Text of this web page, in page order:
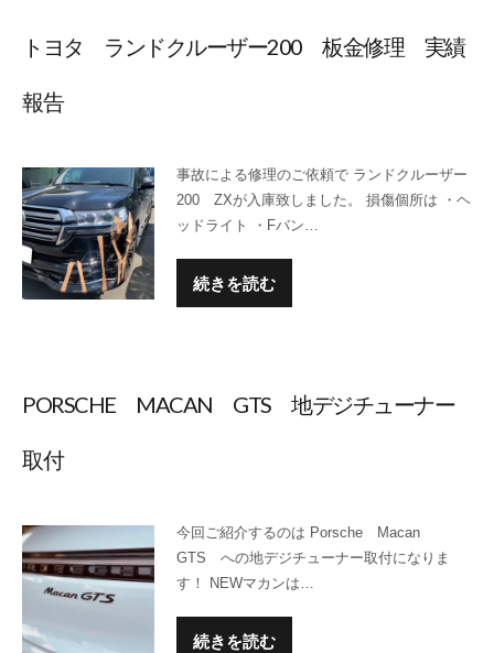
トヨタ ランドクルーザー200 板金修理 実績
報告
事故による修理のご依頼で ランドクルーザー
200 ZXが入庫致しました。 損傷個所は ・ヘ
ッドライト ・Fバン…
続きを読む
PORSCHE MACAN GTS 地デジチューナー
取付
今回ご紹介するのは Porsche Macan
GTS への地デジチューナー取付になりま
す！ NEWマカンは…
続きを読む